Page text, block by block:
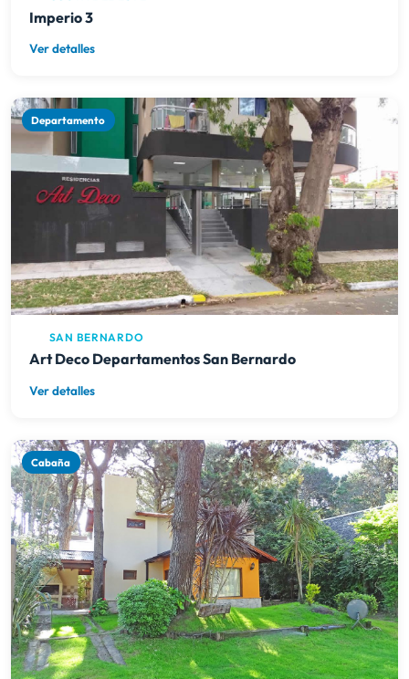
Imperio 3
Ver detalles
Departamento
SAN BERNARDO
Art Deco Departamentos San Bernardo
Ver detalles
Cabaña